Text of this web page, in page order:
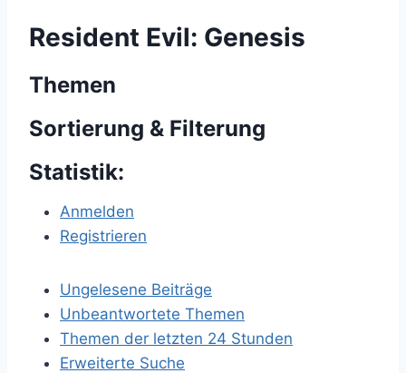
Resident Evil: Genesis
Themen
Sortierung & Filterung
Statistik:
Anmelden
Registrieren
Ungelesene Beiträge
Unbeantwortete Themen
Themen der letzten 24 Stunden
Erweiterte Suche